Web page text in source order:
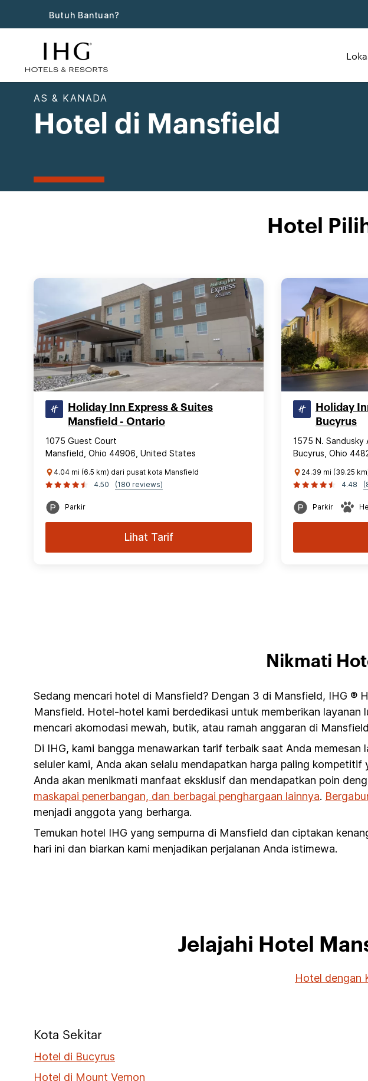
Butuh Bantuan?
AS & KANADA
Hotel di Mansfield
Hotel
Holiday Inn Express & Suites
Mansfield - Ontario
1075 Guest Court
Mansfield, Ohio 44906, United States
4.04 mi (6.5 km) dari pusat kota Mansfield
4.50
(180 reviews)
Parkir
Lihat Tarif
Holiday
Bucyrus
1575 N. Sandusky
Bucyrus, Ohio
24.39 mi (39.25
4.48
Parkir
Nikmati
Sedang mencari hotel di Mansfield? Dengan 3 di Mansfield, IHG ®
Mansfield. Hotel-hotel kami berdedikasi untuk memberikan
mencari akomodasi mewah, butik, atau ramah anggaran di
Di IHG, kami bangga menawarkan tarif terbaik saat Anda
seluler kami, Anda akan selalu mendapatkan harga paling
Anda akan menikmati manfaat eksklusif dan mendapatkan poin
maskapai penerbangan, dan berbagai penghargaan lainnya.
menjadi anggota yang berharga.
Temukan hotel IHG yang sempurna di Mansfield dan ciptakan
hari ini dan biarkan kami menjadikan perjalanan Anda istimewa.
Jelajahi Hotel
Hotel dengan
Kota Sekitar
Hotel di Bucyrus
Hotel di Mount Vernon